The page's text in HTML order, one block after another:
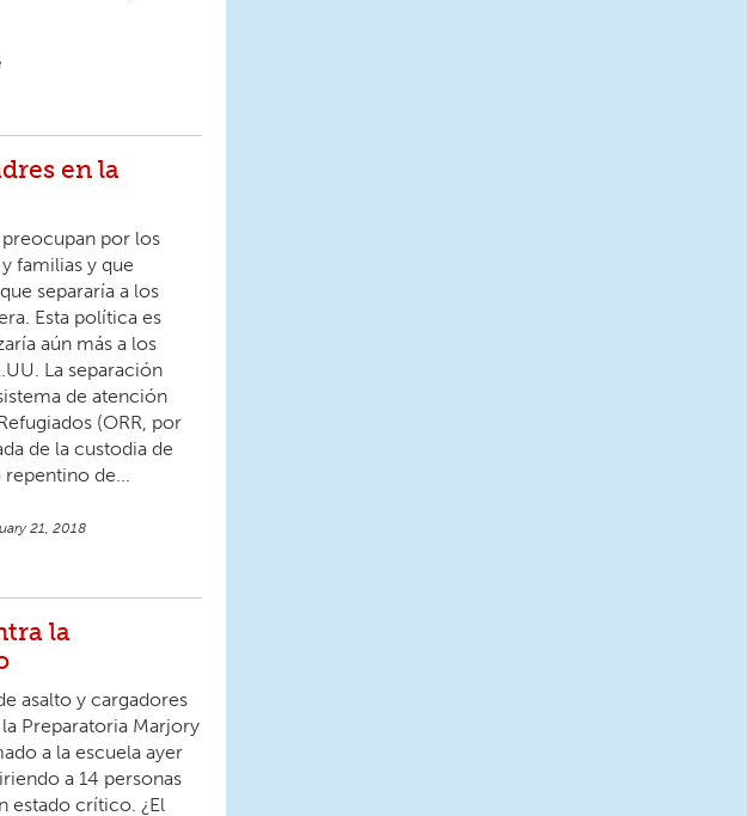
en la
por los
familias y que
separaría a los
Esta política es
aún más a los
La separación
de atención
(ORR, por
de la custodia de
de...
21, 2018
la
asalto y cargadores
Preparatoria Marjory
a la escuela ayer
a 14 personas
estado crítico. ¿El